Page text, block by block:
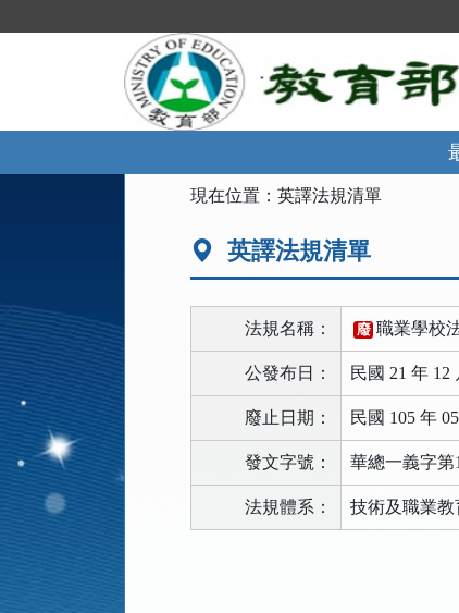
到
現在位置：英譯法規清單
英譯法規清單
法規名稱： 廢 職業學校
公發布日： 民國 21 年 12
廢止日期： 民國 105 年
發文字號： 華總一義字第
法規體系： 技術及職業教